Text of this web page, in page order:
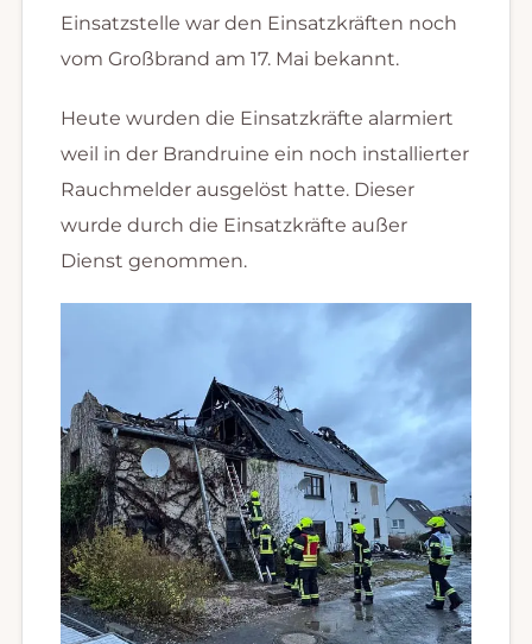
Einsatzstelle war den Einsatzkräften noch
vom Großbrand am 17. Mai bekannt.
Heute wurden die Einsatzkräfte alarmiert
weil in der Brandruine ein noch installierter
Rauchmelder ausgelöst hatte. Dieser
wurde durch die Einsatzkräfte außer
Dienst genommen.